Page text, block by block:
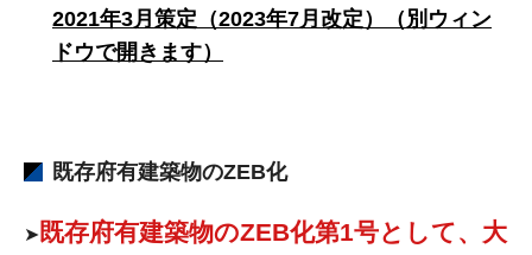
2021年3月策定（2023年7月改定）（別ウィン
ドウで開きます）
既存府有建築物のZEB化
➤ 既存府有建築物のZEB化第1号として、大